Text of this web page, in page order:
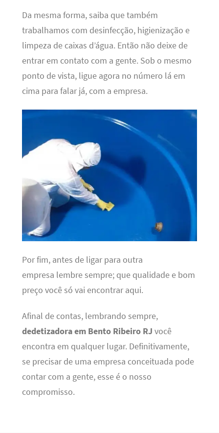
Da mesma forma, saiba que também
trabalhamos com desinfecção, higienização e
limpeza de caixas d’água. Então não deixe de
entrar em contato com a gente. Sob o mesmo
ponto de vista, ligue agora no número lá em
cima para falar já, com a empresa.
Por fim, antes de ligar para outra
empresa lembre sempre; que qualidade e bom
preço você só vai encontrar aqui.
Afinal de contas, lembrando sempre,
dedetizadora em Bento Ribeiro RJ você
encontra em qualquer lugar. Definitivamente,
se precisar de uma empresa conceituada pode
contar com a gente, esse é o nosso
compromisso.